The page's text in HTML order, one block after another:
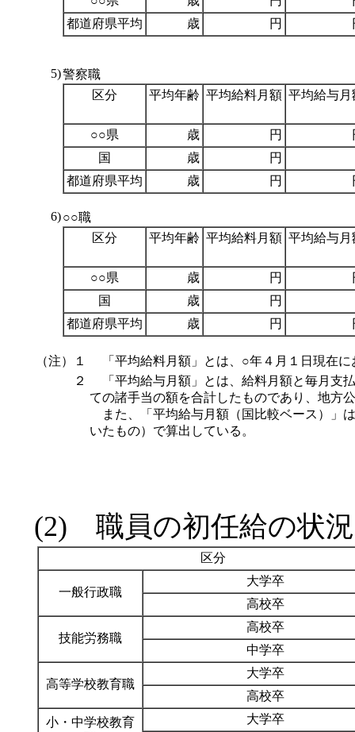
都道府県平均
歳 円
5)警察職
区分
平均年齢 平均給料月額 平均給与月
○○県 歳 円
国
歳 円
都道府県平均
歳 円
6) ○○職
区分
平均年齢 平均給料月額 平均給与月
○○県 歳 円
国
歳 円
都道府県平均
歳 円
（注）１
「平均給料月額」とは、○年４月１日現在
２
「平均給与月額」とは、給料月額と毎月支
ての諸手当の額を合計したものであり、地方
また、「平均給与月額（国比較ベース）」
いたもの）で算出している。
(2) 職員の初任給の状
区分
一般行政職
大学卒
高校卒
技能労務職
高校卒
中学卒
高等学校教育職
大学卒
高校卒
小・中学校教育
大学卒